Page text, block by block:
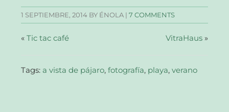
una
ventana
nueva)
una
ventana
nueva)
una
ventana
nueva)
a
un
amigo
1 SEPTIEMBRE, 2014 BY ÉNOLA |7 COMMENTS
«Tic tac café VitraHaus»
Tags: a vista de pájaro,fotografía, playa,verano